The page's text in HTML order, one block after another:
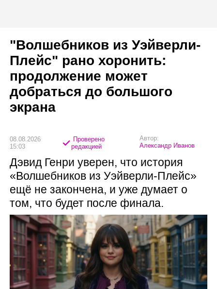
"Волшебников из Уэйверли-
Плейс" рано хоронить:
продолжение может
добраться до большого
экрана
08.08.2026
15:03
Проверено
редакцией
Автор:
Александр Иванов
Дэвид Генри уверен, что история
«Волшебников из Уэйверли-Плейс»
ещё не закончена, и уже думает о
том, что будет после финала.